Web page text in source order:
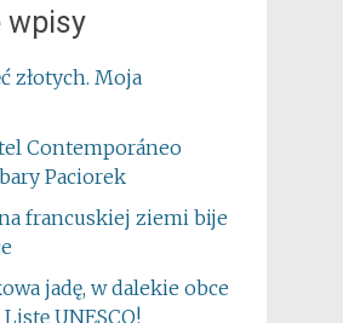
wpisy
złotych. Moja
Contemporáneo
Paciorek
francuskiej ziemi bije
jadę, w dalekie obce
UNESCO!